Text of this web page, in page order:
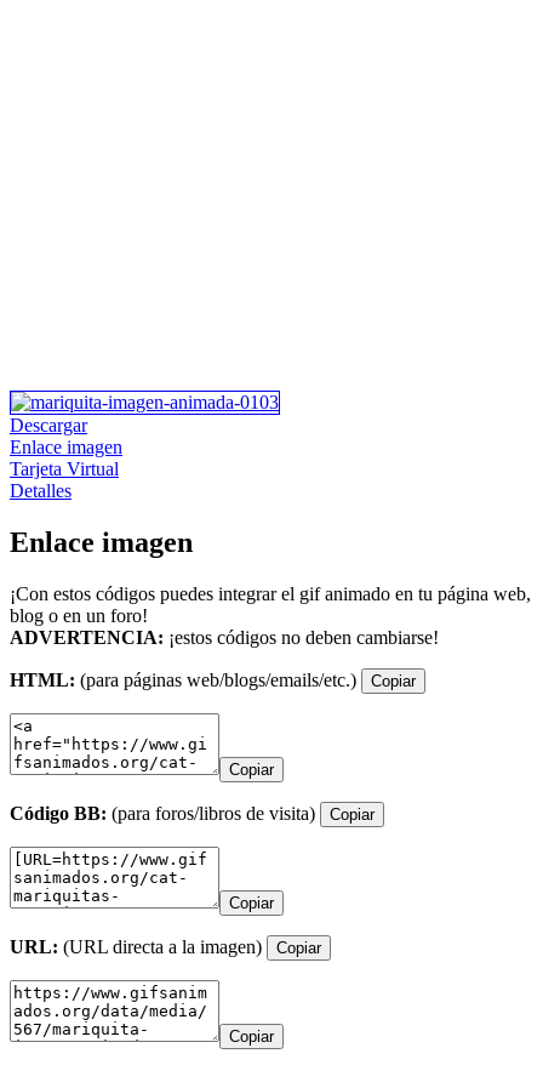
Descargar
Enlace imagen
Tarjeta Virtual
Detalles
Enlace imagen
¡Con estos códigos puedes integrar el gif animado en tu página web,
blog o en un foro!
ADVERTENCIA: ¡estos códigos no deben cambiarse!
HTML: (para páginas web/blogs/emails/etc.) Copiar
Copiar
Código BB: (para foros/libros de visita) Copiar
Copiar
URL: (URL directa a la imagen) Copiar
Copiar